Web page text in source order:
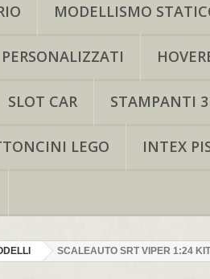
MODELLISMO
SLOT CAR STAMPANTI
LEGO INTEX
SCALEAUTO SRT VIPER 1:24